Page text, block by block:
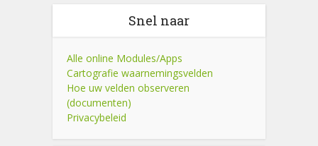
Snel naar
Alle online Modules/Apps
Cartografie waarnemingsvelden
Hoe uw velden observeren
(documenten)
Privacybeleid